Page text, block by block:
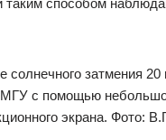
способом